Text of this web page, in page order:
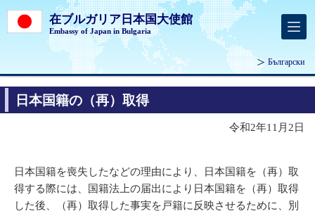
在ブルガリア日本国大使館
Embassy of Japan in Bulgaria
Български
日本国籍の（再）取得
令和2年11月2日
日本国籍を喪失したなどの理由により、日本国籍を（再）取
得する際には、国籍法上の届出により日本国籍を（再）取得
した後、（再）取得した事実を戸籍に反映させるために、別